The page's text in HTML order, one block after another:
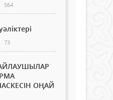
564
73
ОҢАЙ